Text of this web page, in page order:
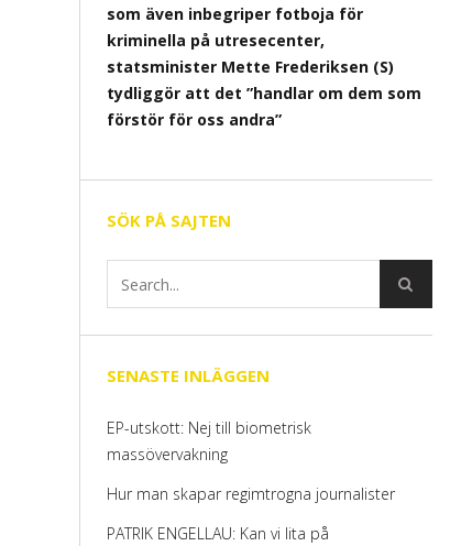
som även inbegriper fotboja för
kriminella på utresecenter,
statsminister Mette Frederiksen (S)
tydliggör att det ”handlar om dem som
förstör för oss andra”
SÖK PÅ SAJTEN
SENASTE INLÄGGEN
EP-utskott: Nej till biometrisk
massövervakning
Hur man skapar regimtrogna journalister
PATRIK ENGELLAU: Kan vi lita på